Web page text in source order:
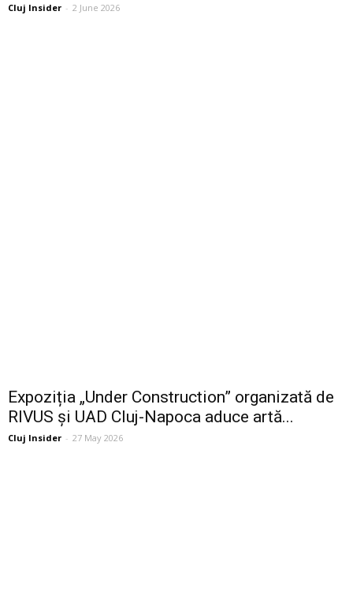
Cluj Insider - 2 June 2026
Expoziția „Under Construction” organizată de
RIVUS și UAD Cluj-Napoca aduce artă...
Cluj Insider - 27 May 2026